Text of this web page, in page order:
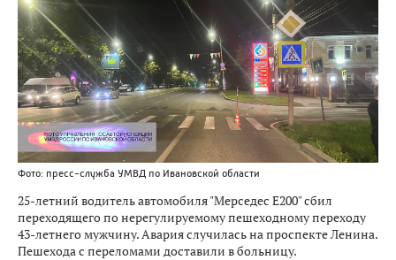
Фото: пресс-служба УМВД по Ивановской области
25-летний водитель автомобиля "Мерседес Е200" сбил
переходящего по нерегулируемому пешеходному переходу
43-летнего мужчину. Авария случилась на проспекте Ленина.
Пешехода с переломами доставили в больницу.